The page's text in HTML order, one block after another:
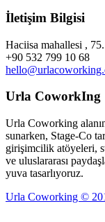
İletişim Bilgisi
Haciisa mahallesi ,
+90 532 799 10 68
Urla CoworkIng
Urla Coworking
sunarken, Stage-Co
girişimcilik atöyeleri,
ve uluslararası
yuva tasarlıyoruz.
Urla Coworking ©